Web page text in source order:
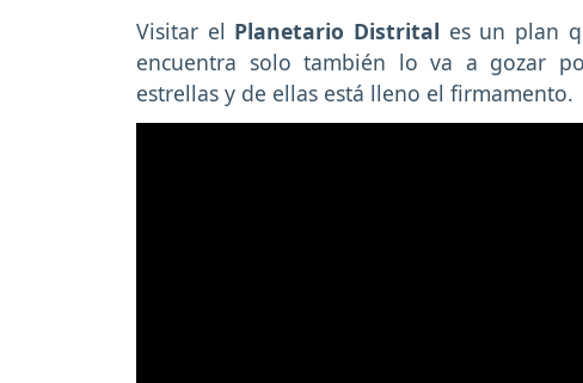
Visitar el Planetario Distrital es un plan
encuentra solo también lo va a gozar
estrellas y de ellas está lleno el firmamento.